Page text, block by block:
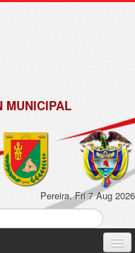
MUNICIPAL
Pereira, Fri 7 Aug 2026